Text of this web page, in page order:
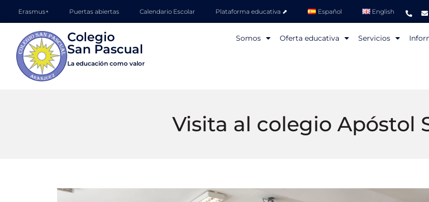
Erasmus+ Puertas abiertas Calendario Escolar Plataforma educativa ⬈ Español English
Colegio
La educación como valor
Somos Oferta educativa Servicios
Visita al colegio Apóstol